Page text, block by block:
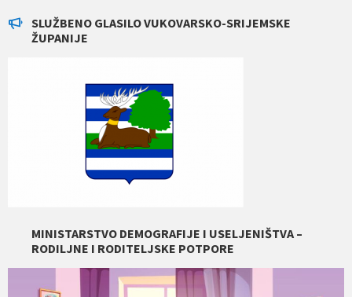
SLUŽBENO GLASILO VUKOVARSKO-SRIJEMSKE
ŽUPANIJE
MINISTARSTVO DEMOGRAFIJE I USELJENIŠTVA –
RODILJNE I RODITELJSKE POTPORE